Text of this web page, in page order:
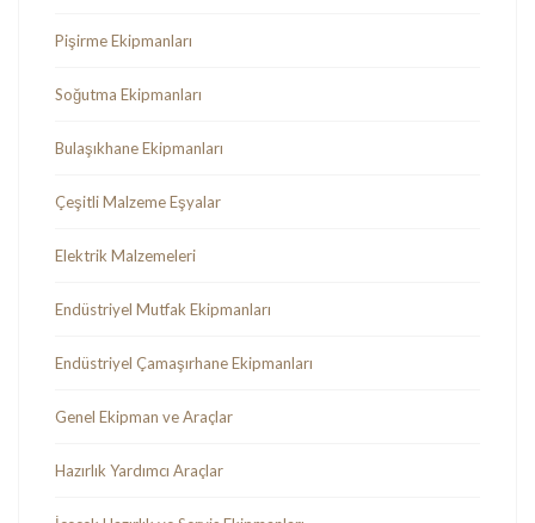
Pişirme Ekipmanları
Soğutma Ekipmanları
Bulaşıkhane Ekipmanları
Çeşitli Malzeme Eşyalar
Elektrik Malzemeleri
Endüstriyel Mutfak Ekipmanları
Endüstriyel Çamaşırhane Ekipmanları
Genel Ekipman ve Araçlar
Hazırlık Yardımcı Araçlar